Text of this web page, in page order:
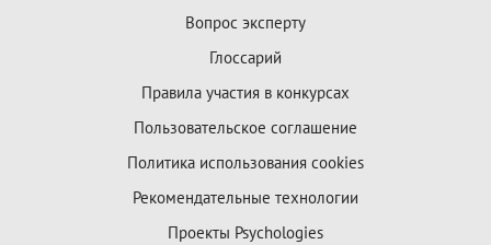
Вопрос эксперту
Глоссарий
Правила участия в конкурсах
Пользовательское соглашение
Политика использования cookies
Рекомендательные технологии
Проекты Psychologies